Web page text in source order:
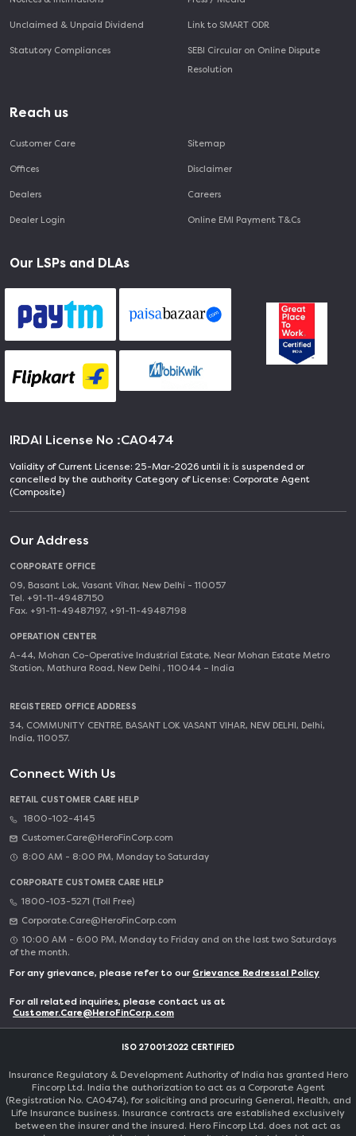
Unclaimed & Unpaid Dividend
Statutory Compliances
Link to SMART ODR
SEBI Circular on Online Dispute
Resolution
Reach us
Customer Care
Offices
Dealers
Dealer Login
Sitemap
Disclaimer
Careers
Online EMI Payment T&Cs
Our LSPs and DLAs
IRDAI License No :CA0474
Validity of Current License: 25-Mar-2026 until it is suspended or
cancelled by the authority Category of License: Corporate Agent
(Composite)
Our Address
CORPORATE OFFICE
09, Basant Lok, Vasant Vihar, New Delhi - 110057
Tel. +91-11-49487150
Fax. +91-11-49487197, +91-11-49487198
OPERATION CENTER
A-44, Mohan Co-Operative Industrial Estate, Near Mohan Estate Metro
Station, Mathura Road, New Delhi , 110044 – India
REGISTERED OFFICE ADDRESS
34, COMMUNITY CENTRE, BASANT LOK VASANT VIHAR, NEW DELHI, Delhi,
India, 110057.
Connect With Us
RETAIL CUSTOMER CARE HELP
1800-102-4145
Customer.Care@HeroFinCorp.com
8:00 AM - 8:00 PM, Monday to Saturday
CORPORATE CUSTOMER CARE HELP
1800-103-5271 (Toll Free)
Corporate.Care@HeroFinCorp.com
10:00 AM - 6:00 PM, Monday to Friday and on the last two Saturdays
of the month.
For any grievance, please refer to our Grievance Redressal Policy
For all related inquiries, please contact us at
Customer.Care@HeroFinCorp.com
ISO 27001:2022 CERTIFIED
Insurance Regulatory & Development Authority of India has granted Hero
Fincorp Ltd. India the authorization to act as a Corporate Agent
(Registration No. CA0474), for soliciting and procuring General, Health, and
Life Insurance business. Insurance contracts are established exclusively
between the insurer and the insured. Hero Fincorp Ltd. does not act as